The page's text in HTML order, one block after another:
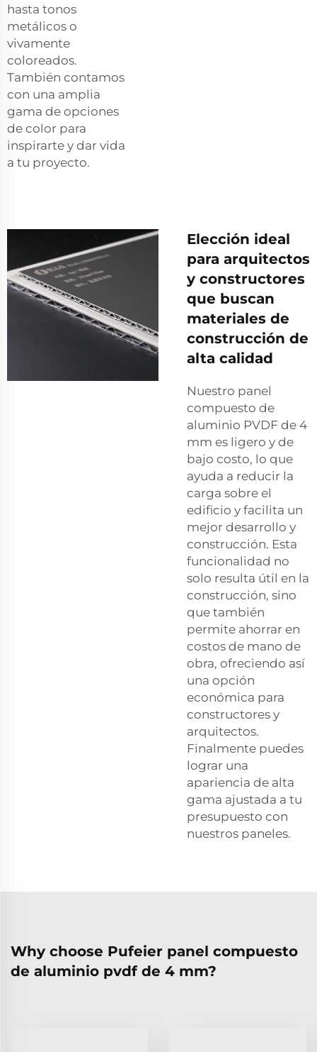
hasta tonos
metálicos o
vivamente
coloreados.
También contamos
con una amplia
gama de opciones
de color para
inspirarte y dar vida
a tu proyecto.
Elección ideal
para arquitectos
y constructores
que buscan
materiales de
construcción de
alta calidad
Nuestro panel
compuesto de
aluminio PVDF de 4
mm es ligero y de
bajo costo, lo que
ayuda a reducir la
carga sobre el
edificio y facilita un
mejor desarrollo y
construcción. Esta
funcionalidad no
solo resulta útil en la
construcción, sino
que también
permite ahorrar en
costos de mano de
obra, ofreciendo así
una opción
económica para
constructores y
arquitectos.
Finalmente puedes
lograr una
apariencia de alta
gama ajustada a tu
presupuesto con
nuestros paneles.
Why choose Pufeier panel compuesto
de aluminio pvdf de 4 mm?